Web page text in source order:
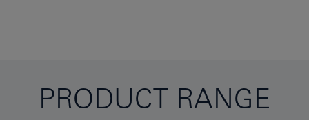
PRODUCT RANGE